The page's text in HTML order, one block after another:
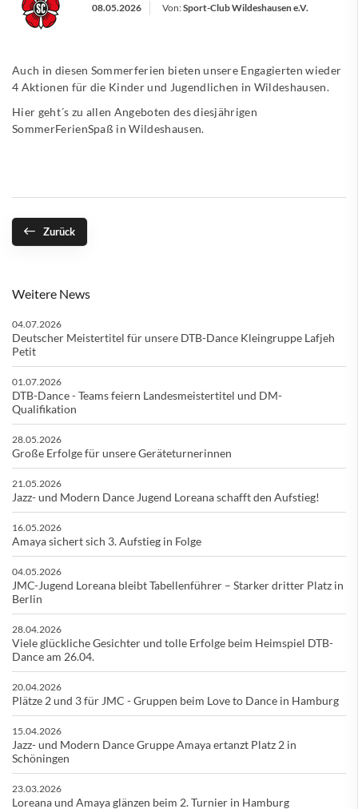
08.05.2026 Von:Sport-Club Wildeshausen e.V.
Auch in diesen Sommerferien bieten unsere Engagierten wieder
4 Aktionen für die Kinder und Jugendlichen in Wildeshausen.
Hier geht´s zu allen Angeboten des diesjährigen
SommerFerienSpaß in Wildeshausen.
Zurück
Weitere News
04.07.2026
Deutscher Meistertitel für unsere DTB-Dance Kleingruppe Lafjeh
Petit
01.07.2026
DTB-Dance - Teams feiern Landesmeistertitel und DM-
Qualifikation
28.05.2026
Große Erfolge für unsere Geräteturnerinnen
21.05.2026
Jazz- und Modern Dance Jugend Loreana schafft den Aufstieg!
16.05.2026
Amaya sichert sich 3. Aufstieg in Folge
04.05.2026
JMC-Jugend Loreana bleibt Tabellenführer – Starker dritter Platz in
Berlin
28.04.2026
Viele glückliche Gesichter und tolle Erfolge beim Heimspiel DTB-
Dance am 26.04.
20.04.2026
Plätze 2 und 3 für JMC - Gruppen beim Love to Dance in Hamburg
15.04.2026
Jazz- und Modern Dance Gruppe Amaya ertanzt Platz 2 in
Schöningen
23.03.2026
Loreana und Amaya glänzen beim 2. Turnier in Hamburg